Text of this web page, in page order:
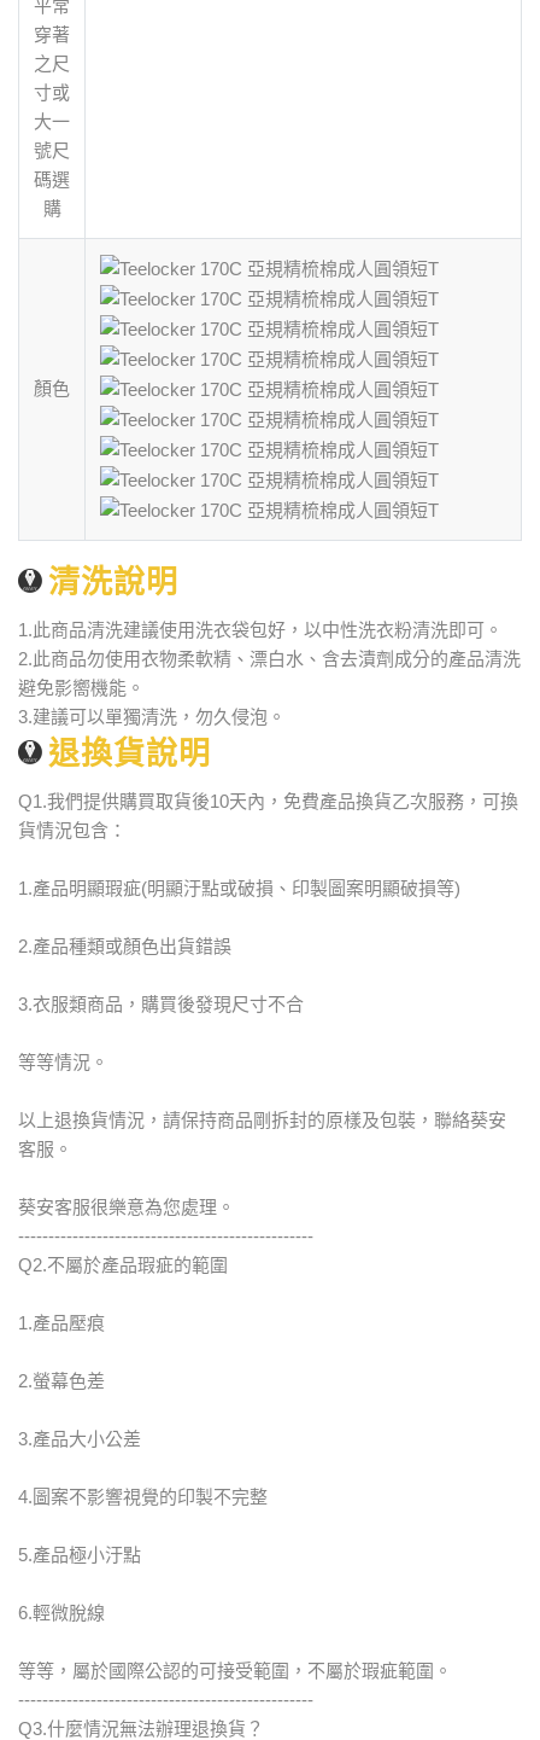
平常
穿著
之尺
寸或
大一
號尺
碼選
購
顏色
清洗說明
1.此商品清洗建議使用洗衣袋包好，以中性洗衣粉清洗即可。
2.此商品勿使用衣物柔軟精、漂白水、含去漬劑成分的產品清洗
避免影嚮機能。
3.建議可以單獨清洗，勿久侵泡。
退換貨說明
Q1.我們提供購買取貨後10天內，免費產品換貨乙次服務，可換
貨情況包含：
1.產品明顯瑕疵(明顯汙點或破損、印製圖案明顯破損等)
2.產品種類或顏色出貨錯誤
3.衣服類商品，購買後發現尺寸不合
等等情況。
以上退換貨情況，請保持商品剛拆封的原樣及包裝，聯絡葵安
客服。
葵安客服很樂意為您處理。
-------------------------------------------------
Q2.不屬於產品瑕疵的範圍
1.產品壓痕
2.螢幕色差
3.產品大小公差
4.圖案不影響視覺的印製不完整
5.產品極小汙點
6.輕微脫線
等等，屬於國際公認的可接受範圍，不屬於瑕疵範圍。
-------------------------------------------------
Q3.什麼情況無法辦理退換貨？